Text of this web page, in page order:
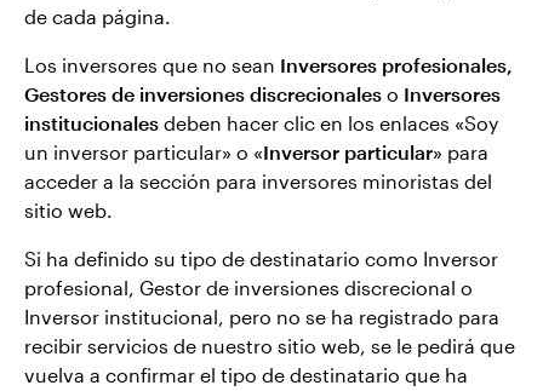
de cada página.
Los inversores que no sean Inversores profesionales,
Gestores de inversiones discrecionales o Inversores
institucionales deben hacer clic en los enlaces «Soy
un inversor particular» o «Inversor particular» para
acceder a la sección para inversores minoristas del
sitio web.
Si ha definido su tipo de destinatario como Inversor
profesional, Gestor de inversiones discrecional o
Inversor institucional, pero no se ha registrado para
recibir servicios de nuestro sitio web, se le pedirá que
vuelva a confirmar el tipo de destinatario que ha